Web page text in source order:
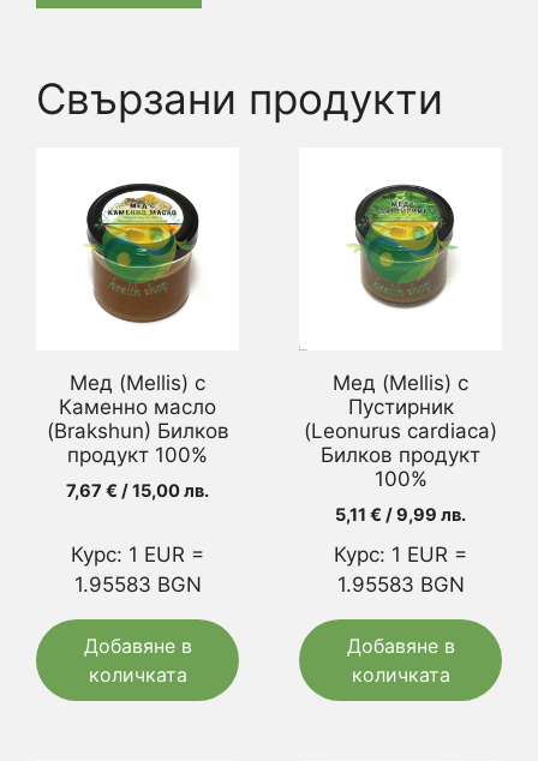
Свързани продукти
Мед (Mellis) с
Каменно масло
(Brakshun) Билков
продукт 100%
7,67 € / 15,00 лв.
Курс: 1 EUR =
1.95583 BGN
Добавяне в
количката
Мед (Mellis) с
Пустирник
(Leonurus cardiaca)
Билков продукт
100%
5,11 € / 9,99 лв.
Курс: 1 EUR =
1.95583 BGN
Добавяне в
количката